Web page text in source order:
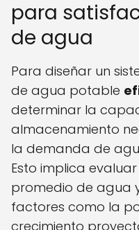
para
de agua
Para diseñar un
de agua potable
determinar la
almacenamiento
la demanda de
Esto implica
promedio de agua
factores como la
crecimiento